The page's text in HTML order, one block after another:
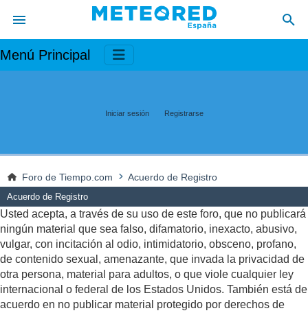
Menú Principal
Iniciar sesión Registrarse
Foro de Tiempo.com Acuerdo de Registro
Acuerdo de Registro
Usted acepta, a través de su uso de este foro, que no publicará
ningún material que sea falso, difamatorio, inexacto, abusivo,
vulgar, con incitación al odio, intimidatorio, obsceno, profano,
de contenido sexual, amenazante, que invada la privacidad de
otra persona, material para adultos, o que viole cualquier ley
internacional o federal de los Estados Unidos. También está de
acuerdo en no publicar material protegido por derechos de